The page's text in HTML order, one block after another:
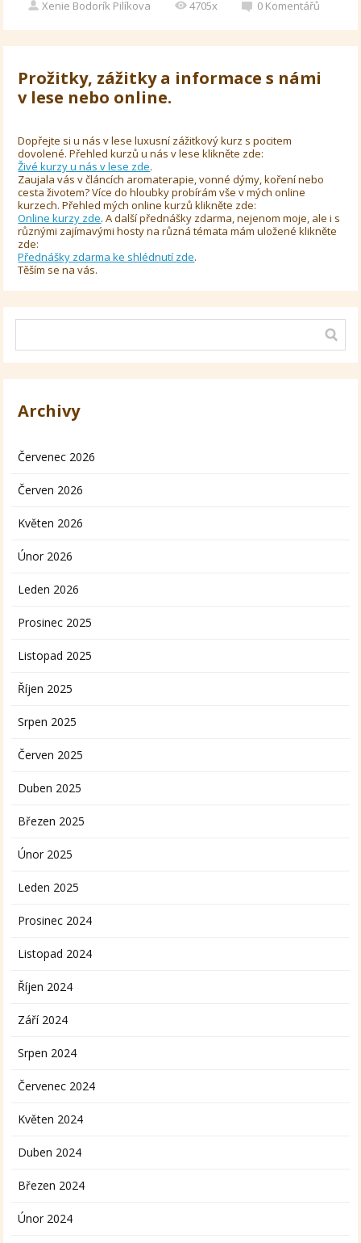
Xenie Bodorík Pilíkova 4705x 0 Komentářů
Prožitky, zážitky a informace s námi
v lese nebo online.
Dopřejte si u nás v lese luxusní zážitkový kurz s pocitem
dovolené. Přehled kurzů u nás v lese klikněte zde:
Živé kurzy u nás v lese zde.
Zaujala vás v článcích aromaterapie, vonné dýmy, koření nebo
cesta životem? Více do hloubky probírám vše v mých online
kurzech. Přehled mých online kurzů klikněte zde:
Online kurzy zde. A další přednášky zdarma, nejenom moje, ale i s
různými zajímavými hosty na různá témata mám uložené klikněte
zde:
Přednášky zdarma ke shlédnutí zde.
Těším se na vás.
Archivy
Červenec 2026
Červen 2026
Květen 2026
Únor 2026
Leden 2026
Prosinec 2025
Listopad 2025
Říjen 2025
Srpen 2025
Červen 2025
Duben 2025
Březen 2025
Únor 2025
Leden 2025
Prosinec 2024
Listopad 2024
Říjen 2024
Září 2024
Srpen 2024
Červenec 2024
Květen 2024
Duben 2024
Březen 2024
Únor 2024